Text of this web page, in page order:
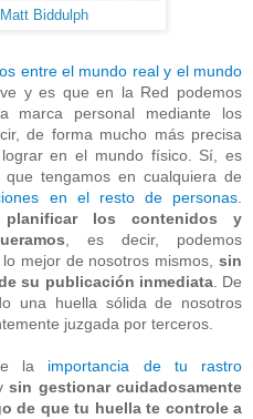
Matt Biddulph
entre el mundo real y el mundo
y es que en la Red podemos
marca personal mediante los
de forma mucho más precisa
en el mundo físico. Sí, es
tengamos en cualquiera de
en el resto de personas
los contenidos y
, es decir, podemos
mejor de nosotros mismos, sin
su publicación inmediata. De
una huella sólida de nosotros
juzgada por terceros.
la importancia de tu rastro
sin gestionar cuidadosamente
de que tu huella te controle a